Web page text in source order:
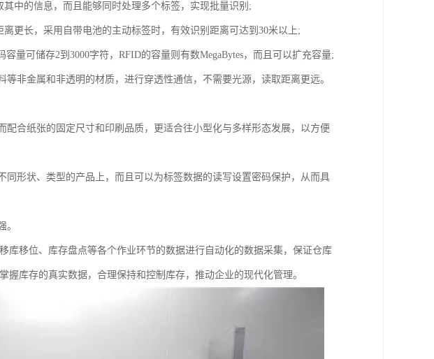
中的信息，而且能够同时处理多个标签，实现批量识别;
更长，采用自带电池的主动标签时，有效识别距离可达到30米以上;
量可储存2到3000字符，RFID的容量则有数MegaBytes，而且可以扩充容量;
非金属和非透明的材质，进行穿透性通信，不需要光源，读取距离更远。
合纸张的固定尺寸和印刷品质，更适合往小型化与多样形态发展，以方便
形状、类型的产品上，而且可以为标签数据的读写设置密码保护，从而具
。
库移位、库存盘点等各个作业环节的数据进行自动化的数据采集，保证仓库
库存的真实数据，合理保持和控制库存，推动企业的现代化管理。